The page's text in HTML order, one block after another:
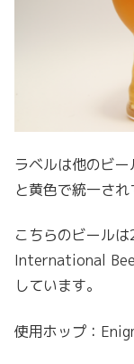
ラベルは他のビ
と黄色で統一され
こちらのビール
International
しています。
使用ホップ：